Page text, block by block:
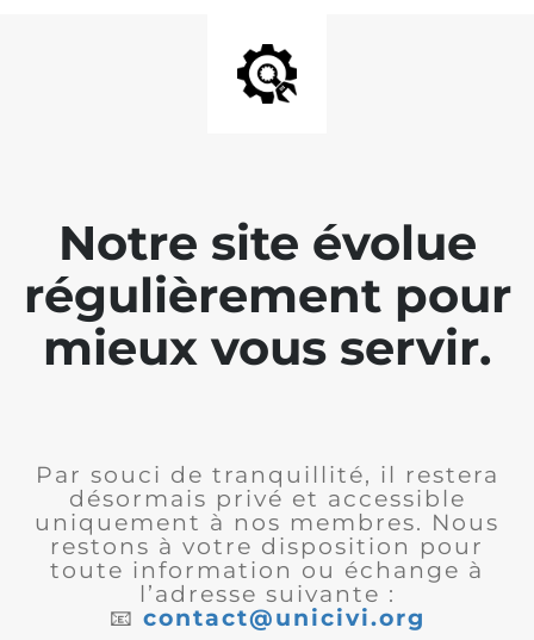
Notre site évolue
régulièrement pour
mieux vous servir.
Par souci de tranquillité, il restera
désormais privé et accessible
uniquement à nos membres. Nous
restons à votre disposition pour
toute information ou échange à
l’adresse suivante :
📧 contact@unicivi.org